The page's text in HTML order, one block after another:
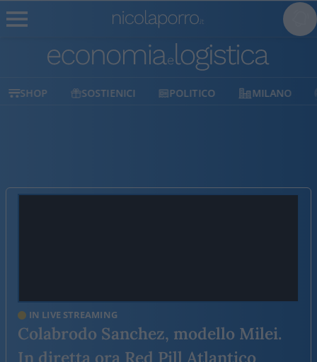
SHOP SOSTIENICI POLITICO MILANO
IN LIVE STREAMING
Colabrodo Sanchez, modello Milei.
In diretta ora Red Pill Atlantico